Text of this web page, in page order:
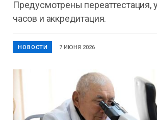
Предусмотрены переаттестация,
часов и аккредитация.
НОВОСТИ 7 ИЮНЯ 2026